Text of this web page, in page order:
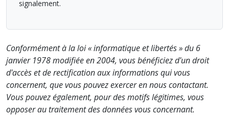
signalement.
Conformément à la loi « informatique et libertés » du 6
janvier 1978 modifiée en 2004, vous bénéficiez d'un droit
d'accès et de rectification aux informations qui vous
concernent, que vous pouvez exercer en nous contactant.
Vous pouvez également, pour des motifs légitimes, vous
opposer au traitement des données vous concernant.